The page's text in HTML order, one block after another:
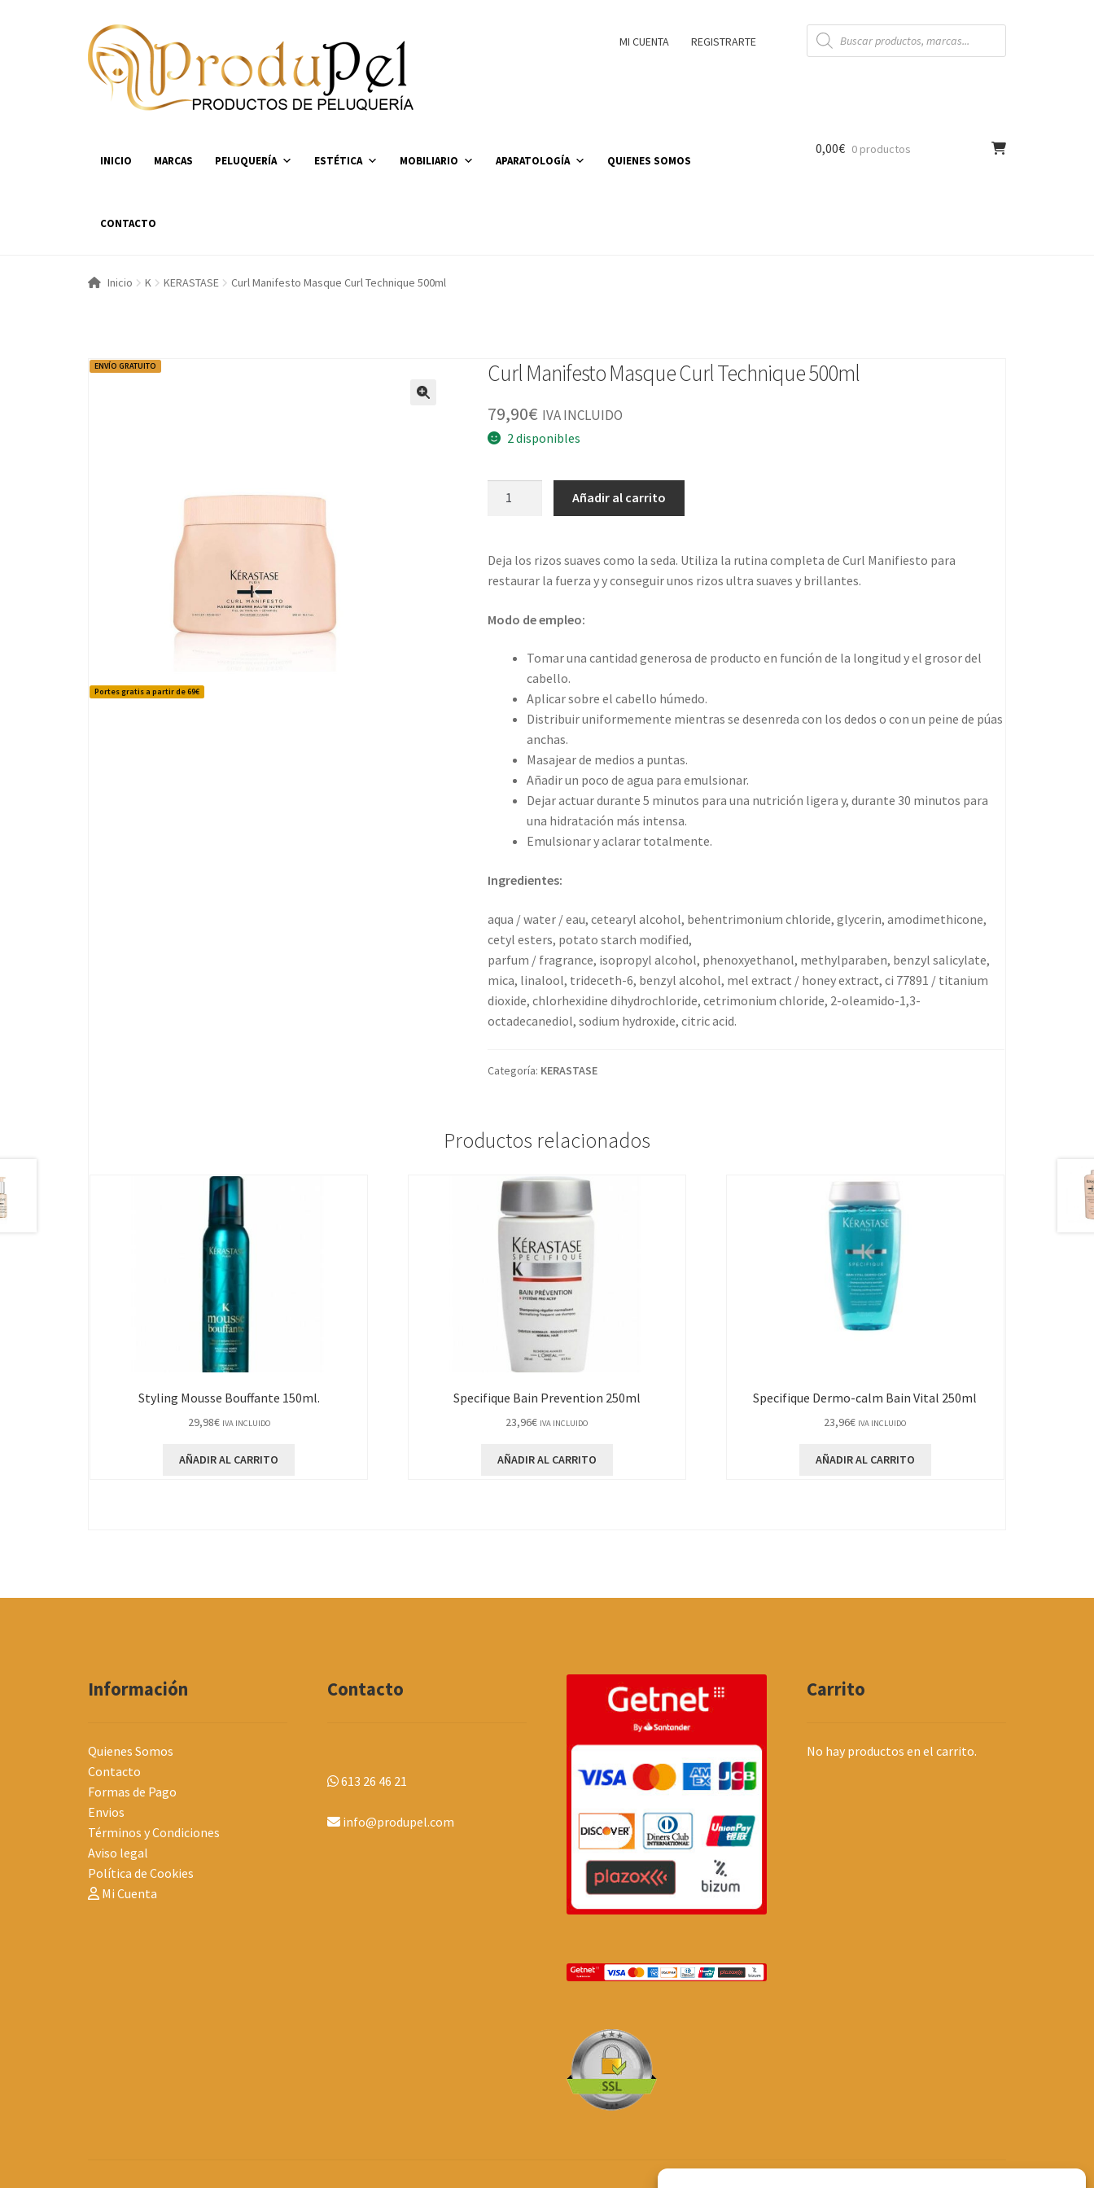
Ir
a
la
navegación
Ir
al
contenido
MI CUENTA REGISTRARTE
Búsqueda
de
productos
INICIO MARCAS PELUQUERÍA ESTÉTICA MOBILIARIO APARATOLOGÍA QUIENES SOMOS
CONTACTO
0,00€ 0 productos
Inicio K KERASTASE Curl Manifesto Masque Curl Technique 500ml
Portes gratis a partir de 69€
ENVÍO GRATUITO Curl Manifesto Masque Curl Technique 500ml
79,90€ IVA INCLUIDO
2 disponibles
Technique
500ml
Añadir al carrito
Deja los rizos suaves como la seda. Utiliza la rutina completa de Curl Manifiesto para
restaurar la fuerza y y conseguir unos rizos ultra suaves y brillantes.
Modo de empleo:
Tomar una cantidad generosa de producto en función de la longitud y el grosor del
cabello.
Aplicar sobre el cabello húmedo.
Distribuir uniformemente mientras se desenreda con los dedos o con un peine de púas
anchas.
Masajear de medios a puntas.
Añadir un poco de agua para emulsionar.
Dejar actuar durante 5 minutos para una nutrición ligera y, durante 30 minutos para
una hidratación más intensa.
Emulsionar y aclarar totalmente.
Ingredientes:
aqua / water / eau, cetearyl alcohol, behentrimonium chloride, glycerin, amodimethicone,
cetyl esters, potato starch modified,
parfum / fragrance, isopropyl alcohol, phenoxyethanol, methylparaben, benzyl salicylate,
mica, linalool, trideceth-6, benzyl alcohol, mel extract / honey extract, ci 77891 / titanium
dioxide, chlorhexidine dihydrochloride, cetrimonium chloride, 2-oleamido-1,3-
octadecanediol, sodium hydroxide, citric acid.
Categoría: KERASTASE
Productos relacionados
Styling Mousse Bouffante 150ml.
29,98€ IVA INCLUIDO
AÑADIR AL CARRITO
Specifique Bain Prevention 250ml
23,96€ IVA INCLUIDO
AÑADIR AL CARRITO
Specifique Dermo-calm Bain Vital 250ml
23,96€ IVA INCLUIDO
AÑADIR AL CARRITO
Información
Quienes Somos
Contacto
Formas de Pago
Envios
Términos y Condiciones
Aviso legal
Política de Cookies
Mi Cuenta
Contacto
613 26 46 21
info@produpel.com
Carrito
No hay productos en el carrito.